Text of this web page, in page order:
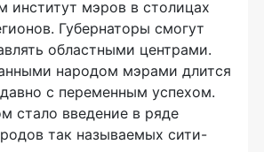
институт мэров в столицах
Губернаторы смогут
областными центрами.
народом мэрами длится
с переменным успехом.
стало введение в ряде
так называемых сити-